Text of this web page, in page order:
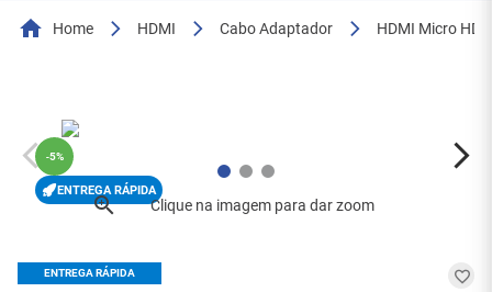
Home HDMI Cabo Adaptador HDMI Micro
-5%
ENTREGA RÁPIDA
ENTREGA RÁPIDA